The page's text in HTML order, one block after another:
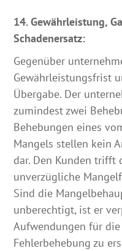
14. Gewährleistung,
Schadenersatz:
Gegenüber
Gewährleistungsfrist
Übergabe. Der
zumindest zwei
Behebungen eines
Mangels stellen kein
dar. Den Kunden trifft
unverzügliche
Sind die
unberechtigt, ist er
Aufwendungen für
Fehlerbehebung zu